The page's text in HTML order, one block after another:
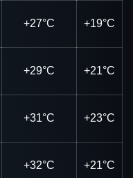
+27°C +19°C
+29°C +21°C
+31°C +23°C
+32°C +21°C